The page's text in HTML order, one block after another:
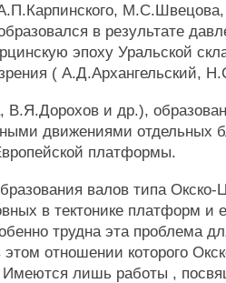
в результате
эпоху Уральской
( А.Д.Архангельский,
и др.),
движениями отдельных
платформы.
валов типа Окско-
в тектонике платформ и
трудна эта проблема
этом отношении которого
Имеются лишь работы ,